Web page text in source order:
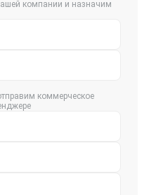
компании и назначим
коммерческое